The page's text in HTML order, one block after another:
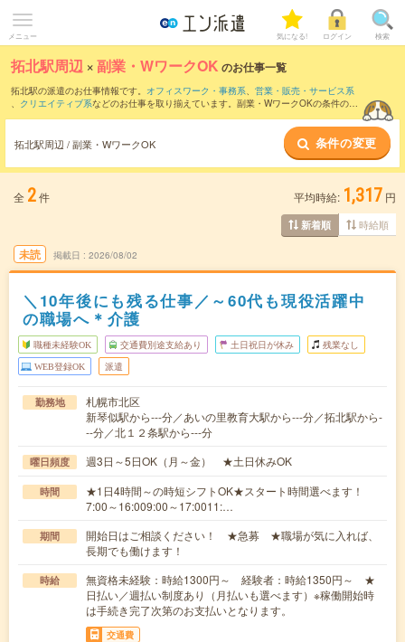
メニュー 気になる! ログイン 検索
拓北駅周辺 ×副業・WワークOK のお仕事一覧
拓北駅の派遣のお仕事情報です。 オフィスワーク・事務系、 営業・販売・サービス系
、 クリエイティブ系などのお仕事を取り揃えています。副業・WワークOKの条件の他
拓北駅周辺 / 副業・WワークOK 条件の変更
全 2件 平均時給: 1,317 円
新着順 時給順
未読 掲載日 2026/08/02
＼10年後にも残る仕事／～60代も現役活躍中
の職場へ＊介護
職種未経験OK 交通費別途支給あり 土日祝日が休み 残業なし
WEB登録OK 派遣
勤務地
札幌市北区
新琴似駅から---分／あいの里教育大駅から---分／拓北駅から-
--分／北１２条駅から---分
曜日頻度 週3日～5日OK（月～金） ★土日休みOK
時間
★1日4時間～の時短シフトOK★スタート時間選べます！
7:00～16:009:00～17:0011:…
期間
開始日はご相談ください！ ★急募 ★職場が気に入れば、
長期でも働けます！
時給
無資格未経験：時給1300円～ 経験者：時給1350円～ ★
日払い／週払い制度あり（月払いも選べます）※稼働開始時
は手続き完了次第のお支払いとなります。
交通費